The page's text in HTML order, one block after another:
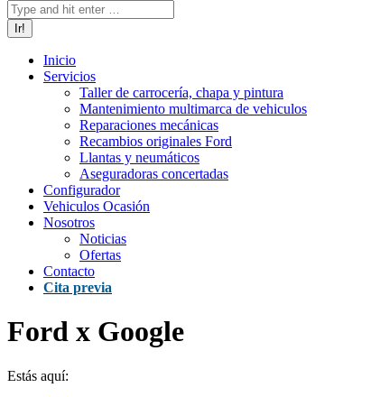
Inicio
Servicios
Taller de carrocería, chapa y pintura
Mantenimiento multimarca de vehiculos
Reparaciones mecánicas
Recambios originales Ford
Llantas y neumáticos
Aseguradoras concertadas
Configurador
Vehiculos Ocasión
Nosotros
Noticias
Ofertas
Contacto
Cita previa
Ford x Google
Estás aquí: